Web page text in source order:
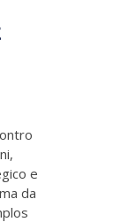
e
da